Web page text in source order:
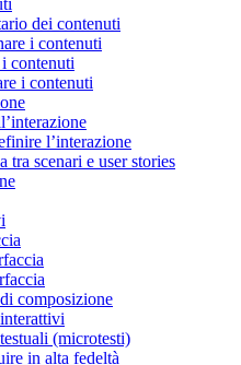
dei contenuti
i contenuti
contenuti
i contenuti
l’interazione
tra scenari e user stories
composizione
(microtesti)
in alta fedeltà